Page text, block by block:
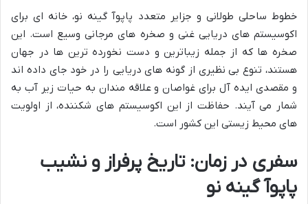
خطوط ساحلی طولانی و جزایر متعدد پاپوآ گینه نو، خانه ای برای
اکوسیستم های دریایی غنی و صخره های مرجانی وسیع است. این
صخره ها که از جمله زیباترین و دست نخورده ترین ها در جهان
هستند، تنوع بی نظیری از گونه های دریایی را در خود جای داده اند
و مقصدی ایده آل برای غواصان و علاقه مندان به حیات زیر آب به
شمار می آیند. حفاظت از این اکوسیستم های شکننده، از اولویت
های محیط زیستی این کشور است.
سفری در زمان: تاریخ پرفراز و نشیب
پاپوآ گینه نو